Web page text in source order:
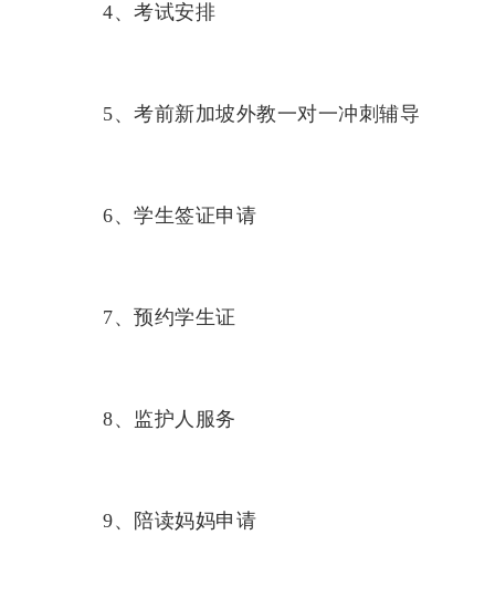
4、考试安排
5、考前新加坡外教一对一冲刺辅导
6、学生签证申请
7、预约学生证
8、监护人服务
9、陪读妈妈申请